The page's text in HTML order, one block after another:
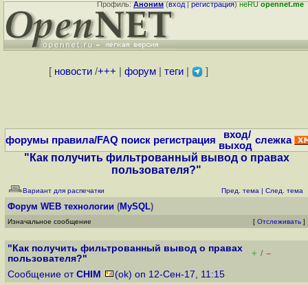
Профиль:Аноним(вход|регистрация)неRUopennet.me
[ новости/+++ форум| теги| ]
форумы правила/FAQ поиск регистрация
вход/
выход слежка
"Как получить фильтрованный вывод о правах
пользователя?"
Вариант для распечатки Пред. тема | След. тема
Форум WEB технологии (MySQL)
Изначальное сообщение [ Отслеживать ]
"Как получить фильтрованный вывод о правах
пользователя?"
+ / –
Сообщение от CHIM (ok) on 12-Сен-17, 11:15